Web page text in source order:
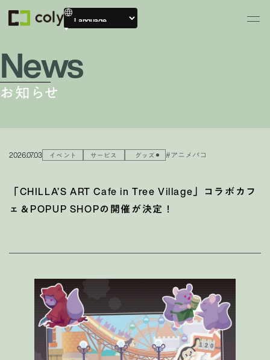
News
お知らせ
2026.07.03 イベント サービス グッズ #アニメバコ
「CHILLA’S ART Cafe in Tree Village」コラボカフ
ェ＆POPUP SHOPの開催が決定！